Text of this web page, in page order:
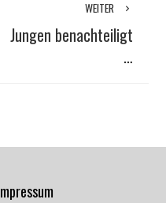
WEITER
Jungen benachteiligt
…